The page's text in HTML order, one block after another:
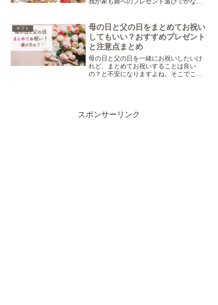
ゃをもとに、1歳の女の子におすすめのク
リスマスプレゼントをご紹介します。
ギフト
母の日と父の日をまとめてお祝い
してもいい？おすすめプレゼント
と注意点まとめ
母の日と父の日を一緒にお祝いしたいけ
れど、まとめてお祝いすることは良い
の？と不安になりますよね。そこでこの
スポンサーリンク